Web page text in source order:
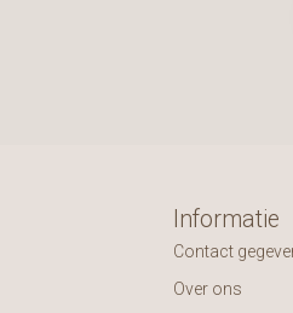
Informatie
Contact
Over ons